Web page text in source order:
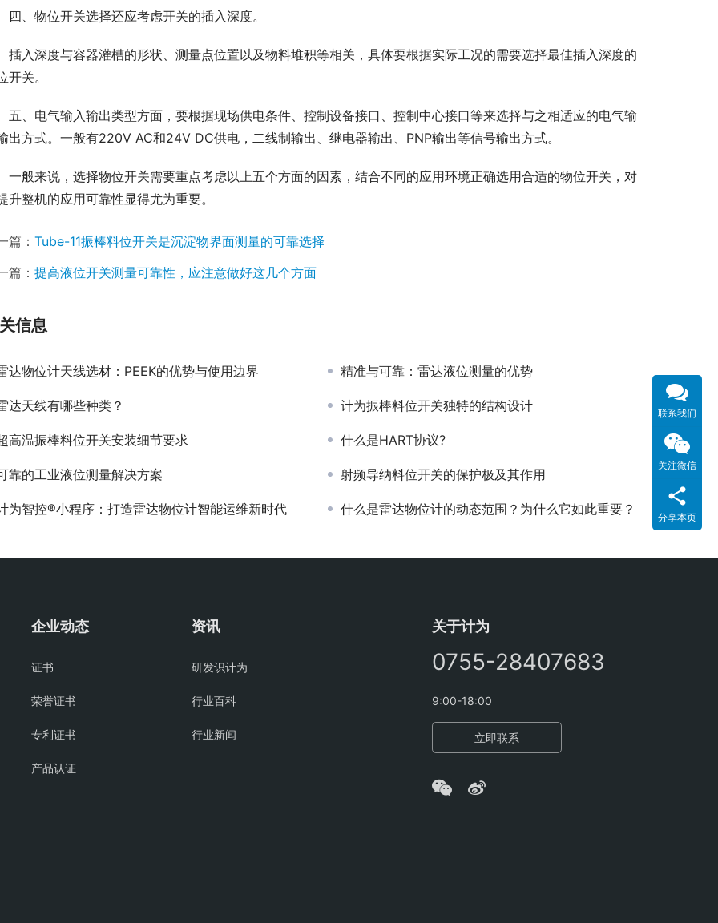
、物位开关选择还应考虑开关的插入深度。
入深度与容器灌槽的形状、测量点位置以及物料堆积等相关，具体要根据实际工况的需要选择最佳插入深度的
开关。
、电气输入输出类型方面，要根据现场供电条件、控制设备接口、控制中心接口等来选择与之相适应的电气输
出方式。一般有220V AC和24V DC供电，二线制输出、继电器输出、PNP输出等信号输出方式。
般来说，选择物位开关需要重点考虑以上五个方面的因素，结合不同的应用环境正确选用合适的物位开关，对
升整机的应用可靠性显得尤为重要。
篇： Tube-11振棒料位开关是沉淀物界面测量的可靠选择
篇： 提高液位开关测量可靠性，应注意做好这几个方面
信息
达物位计天线选材：PEEK的优势与使用边界 精准与可靠：雷达液位测量的优势
达天线有哪些种类？ 计为振棒料位开关独特的结构设计
高温振棒料位开关安装细节要求 什么是HART协议?
靠的工业液位测量解决方案 射频导纳料位开关的保护极及其作用
为智控®小程序：打造雷达物位计智能运维新时代 什么是雷达物位计的动态范围？为什么它如此重要？
企业动态
证书
荣誉证书
专利证书
产品认证
资讯
研发识计为
行业百科
行业新闻
关于计为
0755-28407683
9:00-18:00
立即联系
联系我们
关注微信
分享本页